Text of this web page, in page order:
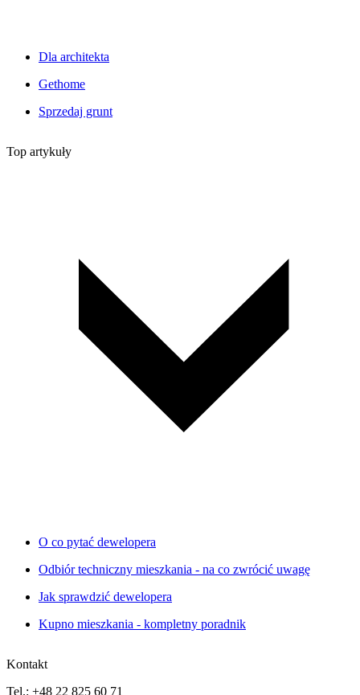
Dla architekta
Gethome
Sprzedaj grunt
Top artykuły
O co pytać dewelopera
Odbiór techniczny mieszkania - na co zwrócić uwagę
Jak sprawdzić dewelopera
Kupno mieszkania - kompletny poradnik
Kontakt
Tel.: +48 22 825 60 71